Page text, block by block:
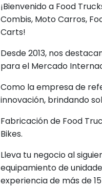
¡Bienvenido a Food
Combis, Moto Carros,
Carts!
Desde 2013, nos
para el Mercado
Como la empresa de
innovación, brindando
Fabricación de Food
Bikes.
Lleva tu negocio al
equipamiento de
experiencia de más de